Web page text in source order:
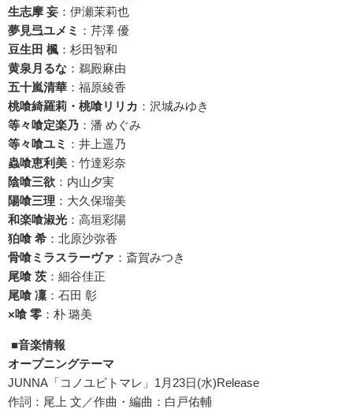
生志摩 妄 ：伊瀬茉莉也
夢見弖ユメミ ：芹澤 優
豆生田 楓 ：杉田智和
黄泉月るな ：鵜殿麻由
五十嵐清華 ：福原綾香
桃喰綺羅莉・桃喰リリカ ：沢城みゆき
等々喰定楽乃 ：潘 めぐみ
等々喰ユミ ：井上遥乃
蟲喰恵利美 ：竹達彩奈
陰喰三欲 ：内山夕実
陽喰三理 ：大久保瑠美
和楽喰淑光 ：高垣彩陽
狛喰 希 ：北原沙弥香
骨喰ミラスラーヴァ ：斎賀みつき
尾喰 茨 ：細谷佳正
尾喰 凜 ：石田 彰
×喰 零 ：朴 璐美
■音楽情報
オープニングテーマ
JUNNA「コノユビトマレ」1月23日(水)Release
作詞：尾上 文／作曲・編曲：白戸佑輔